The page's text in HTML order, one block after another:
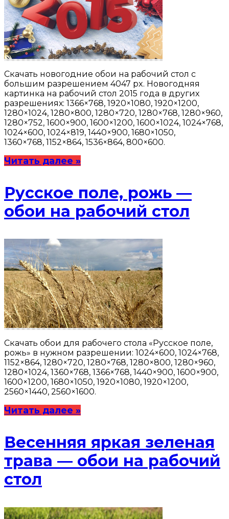
Скачать новогодние обои на рабочий стол с
большим разрешением 4047 px. Новогодняя
картинка на рабочий стол 2015 года в других
разрешениях: 1366×768, 1920×1080, 1920×1200,
1280×1024, 1280×800, 1280×720, 1280×768, 1280×960,
1280×752, 1600×900, 1600×1200, 1600×1024, 1024×768,
1024×600, 1024×819, 1440×900, 1680×1050,
1360×768, 1152×864, 1536×864, 800×600.
Читать далее »
Русское поле, рожь —
обои на рабочий стол
Скачать обои для рабочего стола «Русское поле,
рожь» в нужном разрешении: 1024×600, 1024×768,
1152×864, 1280×720, 1280×768, 1280×800, 1280×960,
1280×1024, 1360×768, 1366×768, 1440×900, 1600×900,
1600×1200, 1680×1050, 1920×1080, 1920×1200,
2560×1440, 2560×1600.
Читать далее »
Весенняя яркая зеленая
трава — обои на рабочий
стол